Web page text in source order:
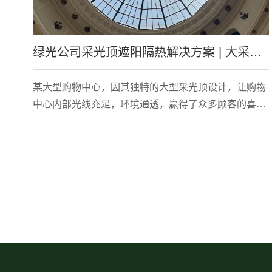
绿光公司采光顶遮阳隔热解决方案 | 大采光顶的购物中心如何遮阳隔热，有效减少客诉？
某大型购物中心，因其独特的大型采光顶设计，让购物
中心内部光线充足，环境通透，赢得了众多顾客的喜